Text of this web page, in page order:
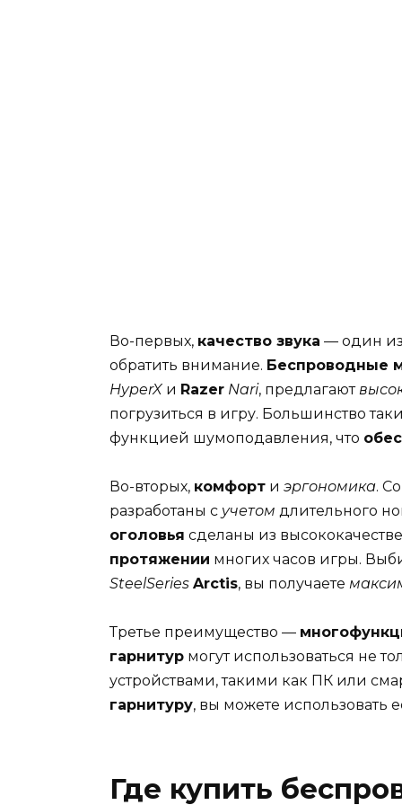
Во-первых, качество звука — один
обратить внимание. Беспроводные
HyperX и Razer Nari, предлагают
погрузиться в игру. Большинство
функцией шумоподавления, что
Во-вторых, комфорт и эргономика.
разработаны с учетом длительного
оголовья сделаны из
протяжении многих часов игры.
SteelSeries Arctis, вы получаете
Третье преимущество —
гарнитур могут использоваться не
устройствами, такими как ПК или
гарнитуру, вы можете использовать
Где купить